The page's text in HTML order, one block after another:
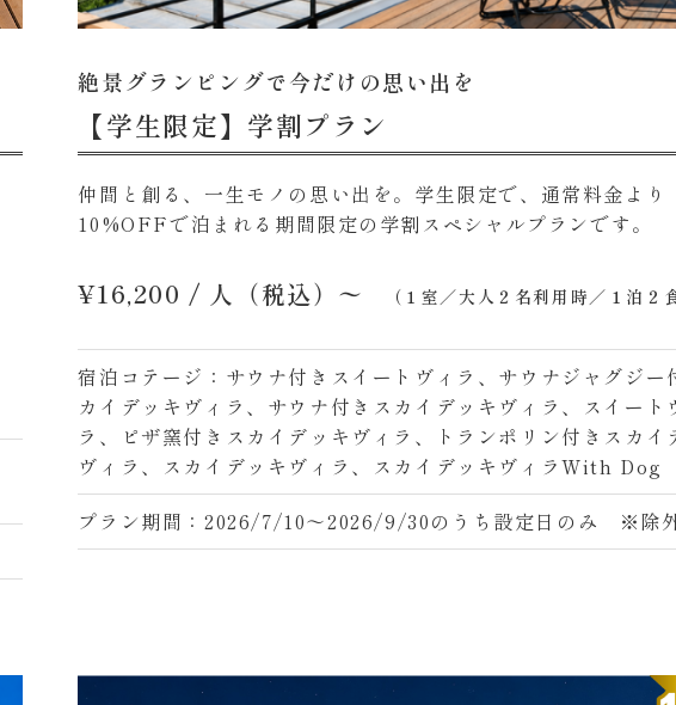
絶景グランピングで今だけの思い出を
【学生限定】学割プラン
仲間と創る、一生モノの思い出を。学生限定で、通常料金より
10%OFFで泊まれる期間限定の学割スペシャルプランです。
¥16,200 / 人（税込）〜 （１室／大人２名利用時／１泊２
宿泊コテージ：サウナ付きスイートヴィラ、サウナジャグジー
カイデッキヴィラ、サウナ付きスカイデッキヴィラ、スイート
ラ、ピザ窯付きスカイデッキヴィラ、トランポリン付きスカイ
ヴィラ、スカイデッキヴィラ、スカイデッキヴィラWith Dog
プラン期間：2026/7/10～2026/9/30のうち設定日のみ ※除